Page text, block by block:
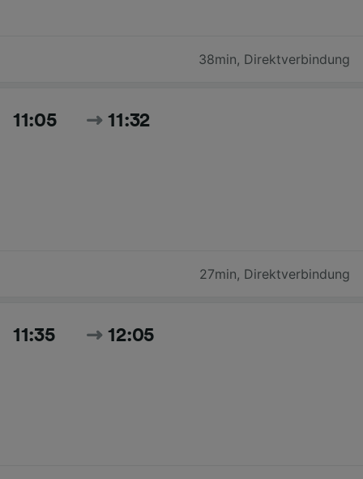
38min, Direktverbindung
11:05 11:32
27min, Direktverbindung
11:35 12:05